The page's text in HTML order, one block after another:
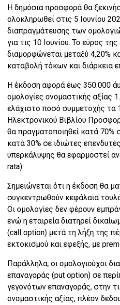
Η δημόσια προσφορά θα
ολοκληρωθεί στις 5 Ιουνίου
διαπραγμάτευσης των
για τις 10 Ιουνίου. Το εύρος
διαμορφώνεται μεταξύ 4,20%
καταβολή τόκων και διάρκεια
Η έκδοση αφορά έως 350.000
ομολογίες ονομαστικής αξίας
ελάχιστο ποσό συμμετοχής
Ηλεκτρονικού Βιβλίου
θα πραγματοποιηθεί κατά 70%
κατά 30% σε ιδιώτες
υπερκάλυψης θα εφαρμοστεί
rata).
Σημειώνεται ότι η έκδοση θα
συγκεντρωθούν κεφάλαια
Οι ομολογίες δεν φέρουν
ενώ η εταιρεία διατηρεί
(call option) μετά τη λήξη της
εκτοκισμού και εφεξής, με
Παράλληλα, οι ομολογιούχοι
επαναγοράς (put option) σε
γεγονότων επαναγοράς, στην
ονομαστικής αξίας, πλέον